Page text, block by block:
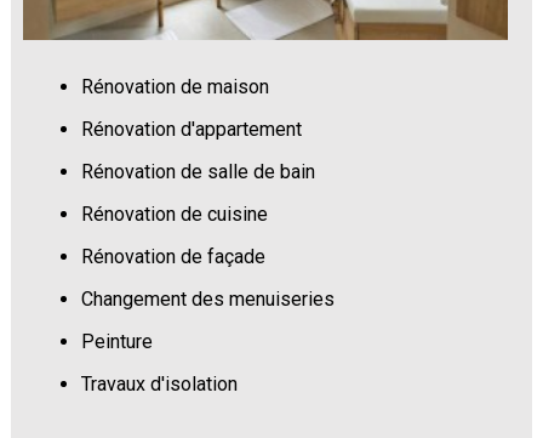
Rénovation de maison
Rénovation d'appartement
Rénovation de salle de bain
Rénovation de cuisine
Rénovation de façade
Changement des menuiseries
Peinture
Travaux d'isolation